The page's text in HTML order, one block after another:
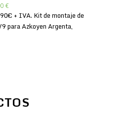
€
+ IVA. Kit de montaje de
para Azkoyen Argenta,